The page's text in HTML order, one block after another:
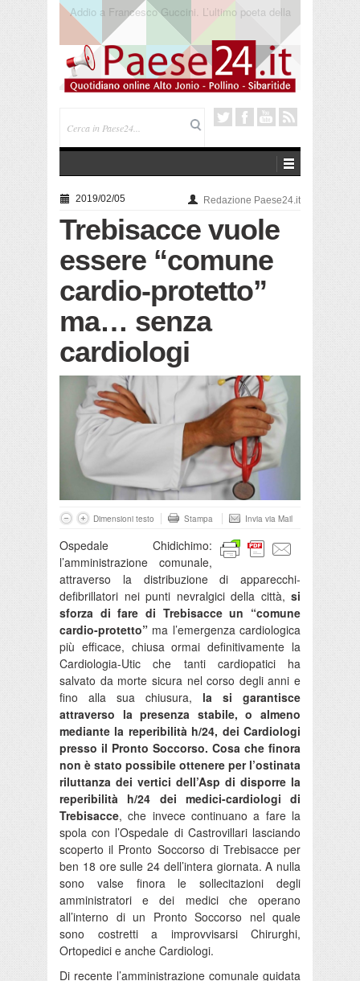
Saracena. Presentato “America”, il romanzo di Luigi
Pandolfi che racconta l’emigrazione
2019/02/05 Redazione Paese24.it
Trebisacce vuole
essere “comune
cardio-protetto”
ma… senza
cardiologi
Dimensioni testo Stampa Invia via Mail
Ospedale Chidichimo:
l’amministrazione comunale,
attraverso la distribuzione di apparecchi-
defibrillatori nei punti nevralgici della città, si
sforza di fare di Trebisacce un “comune
cardio-protetto” ma l’emergenza cardiologica
più efficace, chiusa ormai definitivamente la
Cardiologia-Utic che tanti cardiopatici ha
salvato da morte sicura nel corso degli anni e
fino alla sua chiusura, la si garantisce
attraverso la presenza stabile, o almeno
mediante la reperibilità h/24, dei Cardiologi
presso il Pronto Soccorso. Cosa che finora
non è stato possibile ottenere per l’ostinata
riluttanza dei vertici dell’Asp di disporre la
reperibilità h/24 dei medici-cardiologi di
Trebisacce, che invece continuano a fare la
spola con l’Ospedale di Castrovillari lasciando
scoperto il Pronto Soccorso di Trebisacce per
ben 18 ore sulle 24 dell’intera giornata. A nulla
sono valse finora le sollecitazioni degli
amministratori e dei medici che operano
all’interno di un Pronto Soccorso nel quale
sono costretti a improvvisarsi Chirurghi,
Ortopedici e anche Cardiologi.
Di recente l’amministrazione comunale guidata